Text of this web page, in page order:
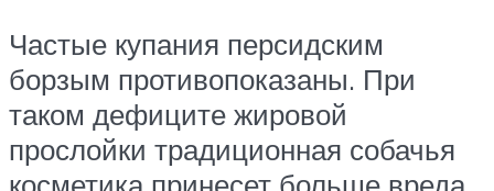
Частые купания персидским
борзым противопоказаны. При
таком дефиците жировой
прослойки традиционная собачья